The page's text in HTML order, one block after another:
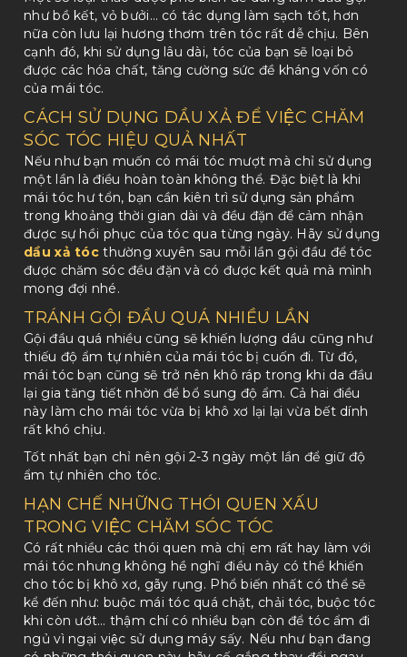
như bồ kết, vỏ bưởi… có tác dụng làm sạch tốt, hơn
nữa còn lưu lại hương thơm trên tóc rất dễ chịu. Bên
cạnh đó, khi sử dụng lâu dài, tóc của bạn sẽ loại bỏ
được các hóa chất, tăng cường sức đề kháng vốn có
của mái tóc.
CÁCH SỬ DỤNG DẦU XẢ ĐỂ VIỆC CHĂM
SÓC TÓC HIỆU QUẢ NHẤT
Nếu như bạn muốn có mái tóc mượt mà chỉ sử dụng
một lần là điều hoàn toàn không thể. Đặc biệt là khi
mái tóc hư tổn, bạn cần kiên trì sử dụng sản phẩm
trong khoảng thời gian dài và đều đặn để cảm nhận
được sự hồi phục của tóc qua từng ngày. Hãy sử dụng
dầu xả tóc thường xuyên sau mỗi lần gội đầu để tóc
được chăm sóc đều đặn và có được kết quả mà mình
mong đợi nhé.
TRÁNH GỘI ĐẦU QUÁ NHIỀU LẦN
Gội đầu quá nhiều cũng sẽ khiến lượng dầu cũng như
thiếu độ ẩm tự nhiên của mái tóc bị cuốn đi. Từ đó,
mái tóc bạn cũng sẽ trở nên khô ráp trong khi da đầu
lại gia tăng tiết nhờn để bổ sung độ ẩm. Cả hai điều
này làm cho mái tóc vừa bị khô xơ lại lại vừa bết dính
rất khó chịu.
Tốt nhất bạn chỉ nên gội 2-3 ngày một lần để giữ độ
ẩm tự nhiên cho tóc.
HẠN CHẾ NHỮNG THÓI QUEN XẤU
TRONG VIỆC CHĂM SÓC TÓC
Có rất nhiều các thói quen mà chị em rất hay làm với
mái tóc nhưng không hề nghĩ điều này có thể khiến
cho tóc bị khô xơ, gãy rụng. Phổ biến nhất có thể sẽ
kể đến như: buộc mái tóc quá chặt, chải tóc, buộc tóc
khi còn ướt… thậm chí có nhiều bạn còn để tóc ẩm đi
ngủ vì ngại việc sử dụng máy sấy. Nếu như bạn đang